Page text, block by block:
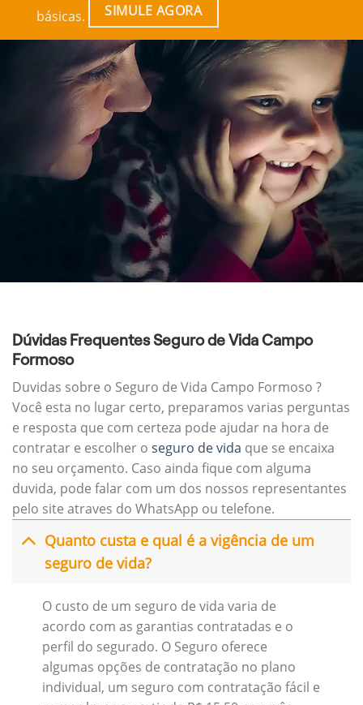
básicas.
SIMULE AGORA
Dúvidas Frequentes Seguro de Vida Campo
Formoso
Duvidas sobre o Seguro de Vida Campo Formoso ?
Você esta no lugar certo, preparamos varias perguntas
e resposta que com certeza pode ajudar na hora de
contratar e escolher o seguro de vida que se encaixa
no seu orçamento. Caso ainda fique com alguma
duvida, pode falar com um dos nossos representantes
pelo site atraves do WhatsApp ou telefone.
Quanto custa e qual é a vigência de um
seguro de vida?
O custo de um seguro de vida varia de
acordo com as garantias contratadas e o
perfil do segurado. O Seguro oferece
algumas opções de contratação no plano
individual, um seguro com contratação fácil e